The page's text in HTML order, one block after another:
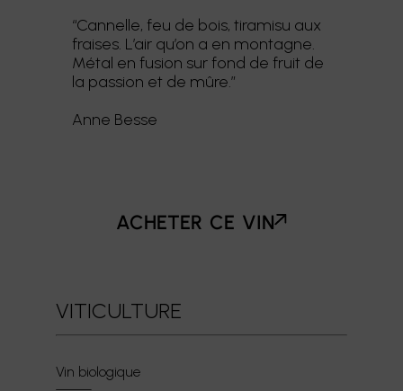
“Cannelle, feu de bois, tiramisu aux
fraises. L’air qu’on a en montagne.
Métal en fusion sur fond de fruit de
la passion et de mûre.”
Anne Besse
acheter ce vin
VITICULTURE
Vin biologique